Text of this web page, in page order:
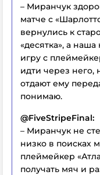
– Миранчук
матче с
вернулись к
«десятка», а
игру с
идти через него,
отдают ему
понимаю.
@FiveStripeFinal:
– Миранчук не
низко в поисках
плеймейкер
получать мяч и